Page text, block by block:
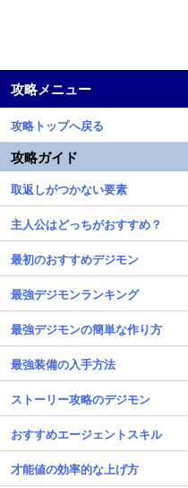
攻略メニュー
攻略トップへ戻る
攻略ガイド
取返しがつかない要素
主人公はどっちがおすすめ？
最初のおすすめデジモン
最強デジモンランキング
最強デジモンの簡単な作り方
最強装備の入手方法
ストーリー攻略のデジモン
おすすめエージェントスキル
才能値の効率的な上げ方